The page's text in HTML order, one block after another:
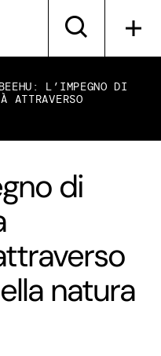
BEEHU: L’IMPEGNO DI
ATTRAVERSO
di
natura